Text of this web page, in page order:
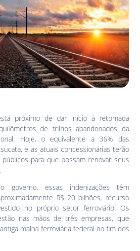
próximo de dar início à retomada
de trilhos abandonados da
Hoje, o equivalente a 36% das
e as atuais concessionárias terão
para que possam renovar seus
governo, essas indenizações têm
R$ 20 bilhões, recurso
no próprio setor ferroviário. Os
nas mãos de três empresas, que
malha ferroviária federal no fim dos